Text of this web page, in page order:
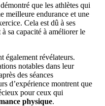
que les athlètes qui
meilleure endurance et une
Cela est dû à ses
à sa capacité à améliorer le
également révélateurs.
notables dans leur
des séances
d’expérience montrent que
pour ceux qui
physique.